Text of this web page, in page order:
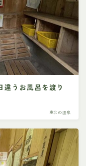
うお風呂を渡り
東北の温泉